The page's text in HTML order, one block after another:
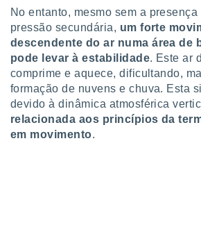
qualquer
em “
na
o
No entanto, mesmo sem a
pressão secundária, um forte
descendente do ar numa área de
pode levar à estabilidade. Este ar
comprime e aquece, dificultando,
formação de nuvens e chuva. Esta
devido à dinâmica atmosférica
relacionada aos princípios da
em movimento.